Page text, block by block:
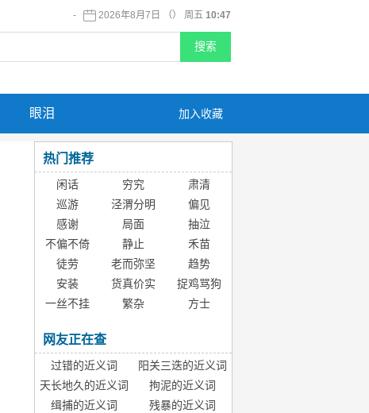
- 2026年8月7日 （） 周五 10:47
加入收藏
眼泪
热门推荐
闲话 穷究
肃清
巡游
泾渭分明
偏见
感谢
局面
抽泣
不偏不倚
静止
禾苗
徒劳
老而弥坚
趋势
安装
货真价实
捉鸡骂狗
一丝不挂
繁杂 方士
网友正在查
过错的近义词
阳关三迭的近义词
天长地久的近义词
拘泥的近义词
缉捕的近义词
残暴的近义词